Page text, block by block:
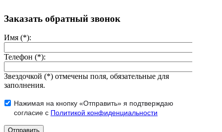
Заказать обратный звонок
Имя (*):
Телефон (*):
Звездочкой (*) отмечены поля, обязательные для
заполнения.
Нажимая на кнопку «Отправить» я подтверждаю
согласие с Политикой конфиденциальности